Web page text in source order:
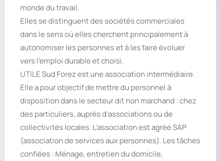
monde du travail.
Elles se distinguent des sociétés commerciales
dans le sens où elles cherchent principalement à
autonomiser les personnes et à les faire évoluer
vers l’emploi durable et choisi.
UTILE Sud Forez est une association intermédiaire.
Elle a pour objectif de mettre du personnel à
disposition dans le secteur dit non marchand : chez
des particuliers, auprès d’associations ou de
collectivités locales. L’association est agréé SAP
(association de services aux personnes). Les tâches
confiées : Ménage, entretien du domicile,